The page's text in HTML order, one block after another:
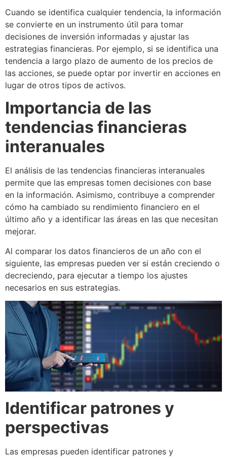
Cuando se identifica cualquier tendencia, la información
se convierte en un instrumento útil para tomar
decisiones de inversión informadas y ajustar las
estrategias financieras. Por ejemplo, si se identifica una
tendencia a largo plazo de aumento de los precios de
las acciones, se puede optar por invertir en acciones en
lugar de otros tipos de activos.
Importancia de las
tendencias financieras
interanuales
El análisis de las tendencias financieras interanuales
permite que las empresas tomen decisiones con base
en la información. Asimismo, contribuye a comprender
cómo ha cambiado su rendimiento financiero en el
último año y a identificar las áreas en las que necesitan
mejorar.
Al comparar los datos financieros de un año con el
siguiente, las empresas pueden ver si están creciendo o
decreciendo, para ejecutar a tiempo los ajustes
necesarios en sus estrategias.
Identificar patrones y
perspectivas
Las empresas pueden identificar patrones y